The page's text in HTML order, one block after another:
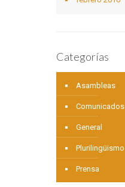
Categorías
Asambleas
Comunicados
General
Plurilingüismo
Prensa